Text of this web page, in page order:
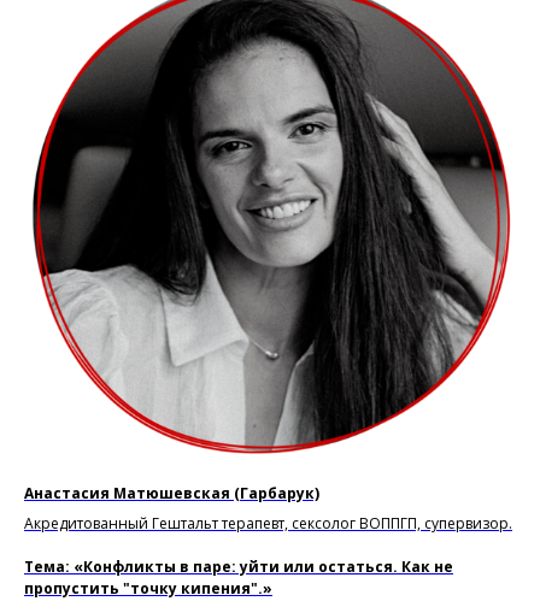
Анастасия Матюшевская (Гарбарук)
Акредитованный Гештальт терапевт, сексолог ВОППГП, супервизор.
Тема: «Конфликты в паре: уйти или остаться. Как не
пропустить "точку кипения".»